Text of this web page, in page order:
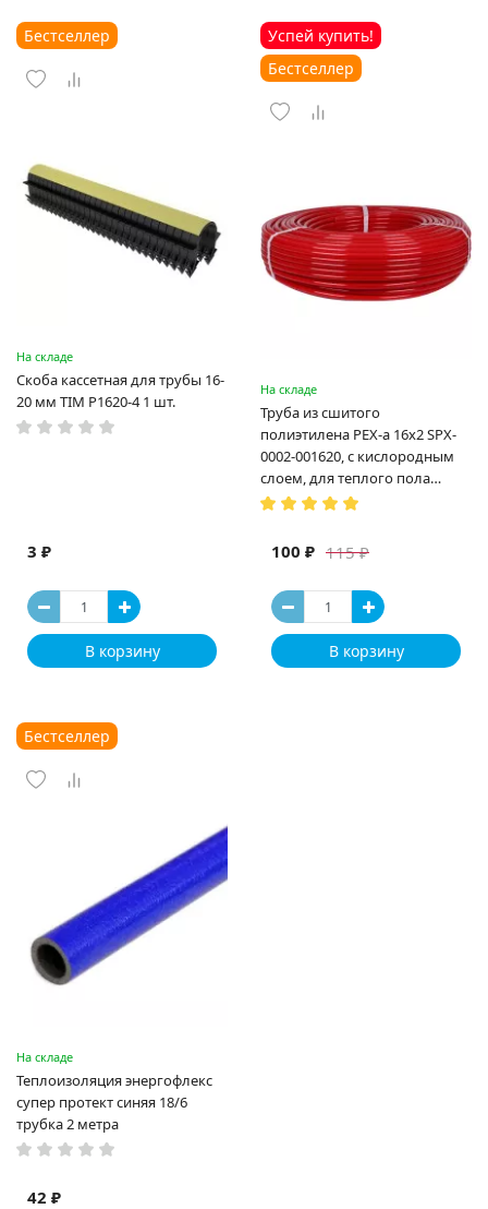
Бестселлер
На складе
Скоба кассетная для трубы 16-
20 мм TIM P1620-4 1 шт.
3 ₽
В корзину
Успей купить!
Бестселлер
На складе
Труба из сшитого
полиэтилена PEX-a 16х2 SPX-
0002-001620, с кислородным
слоем, для теплого пола
(Испания)
115 ₽
100 ₽
В корзину
Бестселлер
На складе
Теплоизоляция энергофлекс
супер протект синяя 18/6
трубка 2 метра
42 ₽